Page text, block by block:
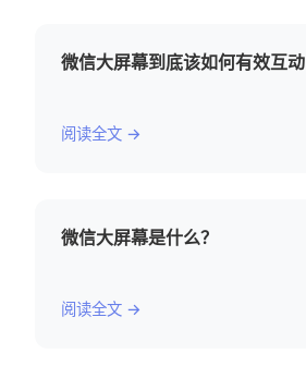
微信大屏幕到底该如何有效互动
阅读全文 →
微信大屏幕是什么？
阅读全文 →